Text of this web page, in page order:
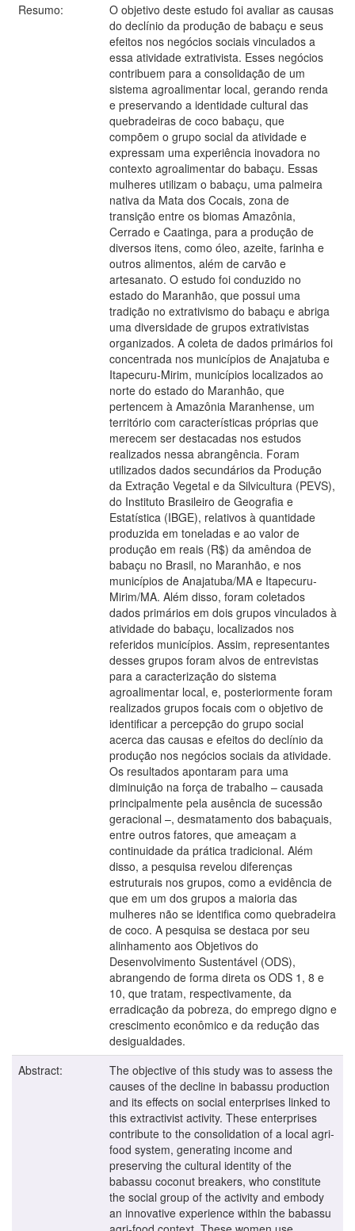
Resumo:
O objetivo deste estudo foi avaliar as causas
do declínio da produção de babaçu e seus
efeitos nos negócios sociais vinculados a
essa atividade extrativista. Esses negócios
contribuem para a consolidação de um
sistema agroalimentar local, gerando renda
e preservando a identidade cultural das
quebradeiras de coco babaçu, que
compõem o grupo social da atividade e
expressam uma experiência inovadora no
contexto agroalimentar do babaçu. Essas
mulheres utilizam o babaçu, uma palmeira
nativa da Mata dos Cocais, zona de
transição entre os biomas Amazônia,
Cerrado e Caatinga, para a produção de
diversos itens, como óleo, azeite, farinha e
outros alimentos, além de carvão e
artesanato. O estudo foi conduzido no
estado do Maranhão, que possui uma
tradição no extrativismo do babaçu e abriga
uma diversidade de grupos extrativistas
organizados. A coleta de dados primários foi
concentrada nos municípios de Anajatuba e
Itapecuru-Mirim, municípios localizados ao
norte do estado do Maranhão, que
pertencem à Amazônia Maranhense, um
território com características próprias que
merecem ser destacadas nos estudos
realizados nessa abrangência. Foram
utilizados dados secundários da Produção
da Extração Vegetal e da Silvicultura (PEVS),
do Instituto Brasileiro de Geografia e
Estatística (IBGE), relativos à quantidade
produzida em toneladas e ao valor de
produção em reais (R$) da amêndoa de
babaçu no Brasil, no Maranhão, e nos
municípios de Anajatuba/MA e Itapecuru-
Mirim/MA. Além disso, foram coletados
dados primários em dois grupos vinculados à
atividade do babaçu, localizados nos
referidos municípios. Assim, representantes
desses grupos foram alvos de entrevistas
para a caracterização do sistema
agroalimentar local, e, posteriormente foram
realizados grupos focais com o objetivo de
identificar a percepção do grupo social
acerca das causas e efeitos do declínio da
produção nos negócios sociais da atividade.
Os resultados apontaram para uma
diminuição na força de trabalho – causada
principalmente pela ausência de sucessão
geracional –, desmatamento dos babaçuais,
entre outros fatores, que ameaçam a
continuidade da prática tradicional. Além
disso, a pesquisa revelou diferenças
estruturais nos grupos, como a evidência de
que em um dos grupos a maioria das
mulheres não se identifica como quebradeira
de coco. A pesquisa se destaca por seu
alinhamento aos Objetivos do
Desenvolvimento Sustentável (ODS),
abrangendo de forma direta os ODS 1, 8 e
10, que tratam, respectivamente, da
erradicação da pobreza, do emprego digno e
crescimento econômico e da redução das
desigualdades.
Abstract:
The objective of this study was to assess the
causes of the decline in babassu production
and its effects on social enterprises linked to
this extractivist activity. These enterprises
contribute to the consolidation of a local agri-
food system, generating income and
preserving the cultural identity of the
babassu coconut breakers, who constitute
the social group of the activity and embody
an innovative experience within the babassu